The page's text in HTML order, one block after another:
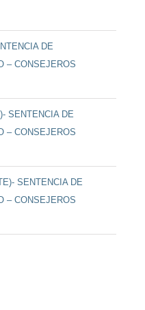
DE
– CONSEJEROS
SENTENCIA DE
– CONSEJEROS
SENTENCIA DE
– CONSEJEROS